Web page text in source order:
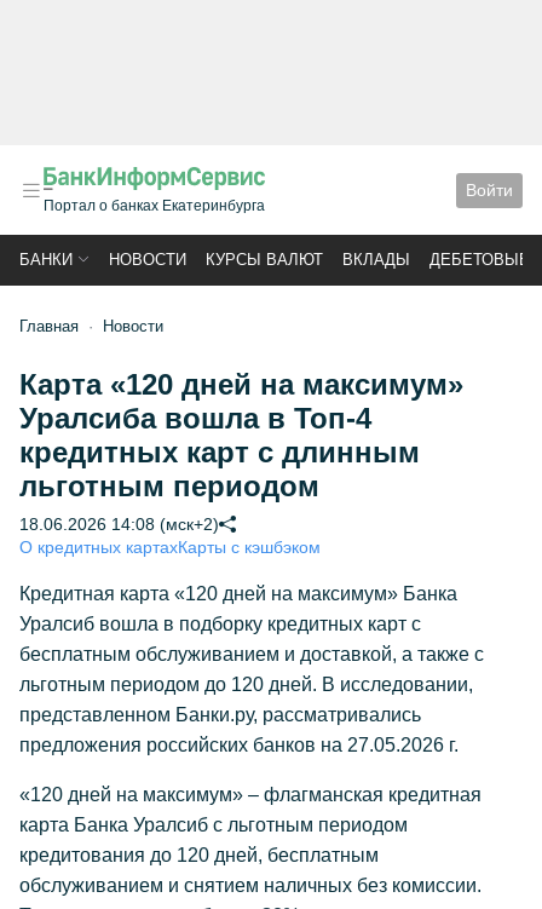
Портал о банках Екатеринбурга
Войти
БАНКИ НОВОСТИ КУРСЫ ВАЛЮТ ВКЛАДЫ ДЕБЕТОВЫЕ
Главная Новости
Карта «120 дней на максимум»
Уралсиба вошла в Топ-4
кредитных карт с длинным
льготным периодом
18.06.2026 14:08 (мск+2)
О кредитных картахКарты с кэшбэком
Кредитная карта «120 дней на максимум» Банка
Уралсиб вошла в подборку кредитных карт с
бесплатным обслуживанием и доставкой, а также с
льготным периодом до 120 дней. В исследовании,
представленном Банки.ру, рассматривались
предложения российских банков на 27.05.2026 г.
«120 дней на максимум» – флагманская кредитная
карта Банка Уралсиб с льготным периодом
кредитования до 120 дней, бесплатным
обслуживанием и снятием наличных без комиссии.